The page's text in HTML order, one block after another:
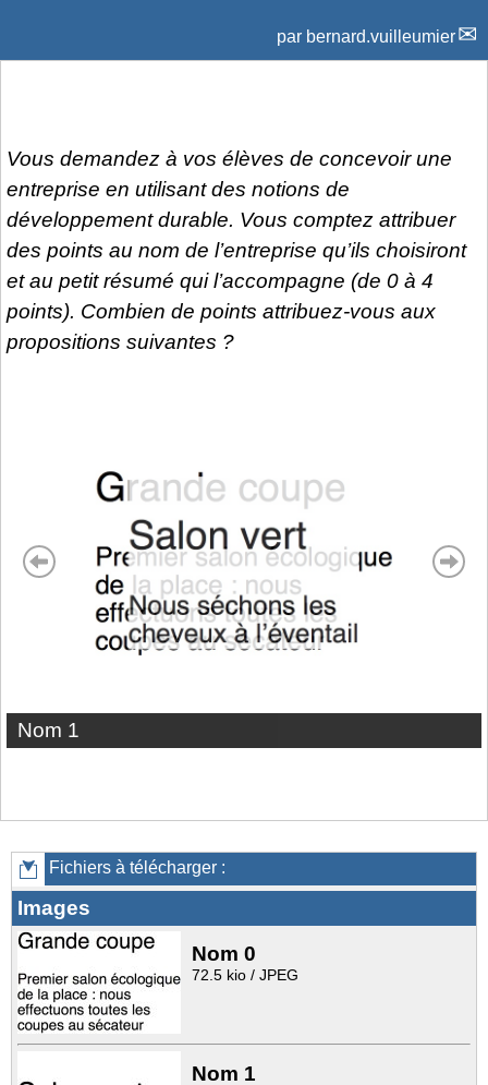
par bernard.vuilleumier
Vous demandez à vos élèves de concevoir une
entreprise en utilisant des notions de
développement durable. Vous comptez attribuer
des points au nom de l’entreprise qu’ils choisiront
et au petit résumé qui l’accompagne (de 0 à 4
points). Combien de points attribuez-vous aux
propositions suivantes ?
Nom 1
Fichiers à télécharger :
Images
Nom 0
72.5 kio / JPEG
Nom 1